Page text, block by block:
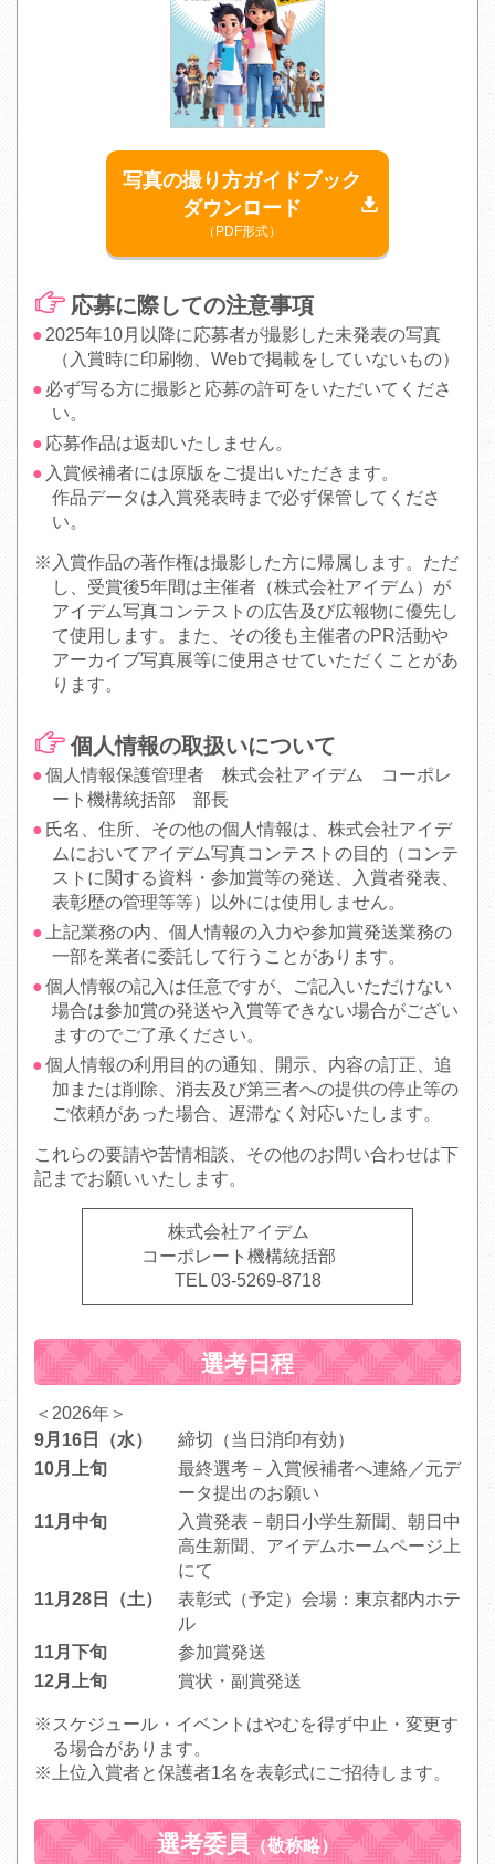
写真の撮り方ガイドブック
ダウンロード
（PDF形式）
応募に際しての注意事項
2025年10月以降に応募者が撮影した未発表の写真
（入賞時に印刷物、Webで掲載をしていないもの）
必ず写る方に撮影と応募の許可をいただいてくださ
い。
応募作品は返却いたしません。
入賞候補者には原版をご提出いただきます。
作品データは入賞発表時まで必ず保管してくださ
い。
※入賞作品の著作権は撮影した方に帰属します。ただ
し、受賞後5年間は主催者（株式会社アイデム）が
アイデム写真コンテストの広告及び広報物に優先し
て使用します。また、その後も主催者のPR活動や
アーカイブ写真展等に使用させていただくことがあ
ります。
個人情報の取扱いについて
個人情報保護管理者 株式会社アイデム コーポレ
ート機構統括部 部長
氏名、住所、その他の個人情報は、株式会社アイデ
ムにおいてアイデム写真コンテストの目的（コンテ
ストに関する資料・参加賞等の発送、入賞者発表、
表彰歴の管理等等）以外には使用しません。
上記業務の内、個人情報の入力や参加賞発送業務の
一部を業者に委託して行うことがあります。
個人情報の記入は任意ですが、ご記入いただけない
場合は参加賞の発送や入賞等できない場合がござい
ますのでご了承ください。
個人情報の利用目的の通知、開示、内容の訂正、追
加または削除、消去及び第三者への提供の停止等の
ご依頼があった場合、遅滞なく対応いたします。
これらの要請や苦情相談、その他のお問い合わせは下
記までお願いいたします。
株式会社アイデム
コーポレート機構統括部
TEL 03-5269-8718
選考日程
＜2026年＞
9月16日（水）
締切（当日消印有効）
10月上旬
最終選考－入賞候補者へ連絡／元デ
ータ提出のお願い
11月中旬
入賞発表－朝日小学生新聞、朝日中
高生新聞、アイデムホームページ上
にて
11月28日（土）
表彰式（予定）会場：東京都内ホテ
ル
11月下旬
参加賞発送
12月上旬
賞状・副賞発送
※スケジュール・イベントはやむを得ず中止・変更す
る場合があります。
※上位入賞者と保護者1名を表彰式にご招待します。
選考委員（敬称略）